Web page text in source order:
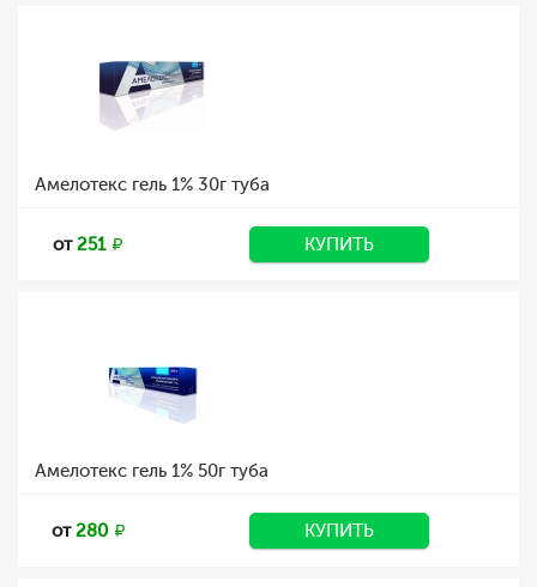
Амелотекс гель 1% 30г туба
от251 КУПИТЬ
Амелотекс гель 1% 50г туба
от280 КУПИТЬ